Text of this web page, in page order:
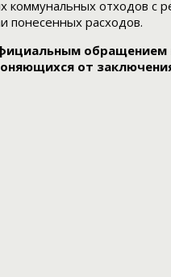
отходов с
понесенных расходов.
обращением
от